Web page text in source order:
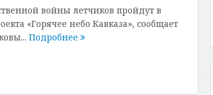
войны летчиков пройдут в
«Горячее небо Кавказа», сообщает
Подробнее